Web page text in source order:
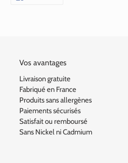
Vos avantages
Livraison gratuite
Fabriqué en France
Produits sans allergènes
Paiements sécurisés
Satisfait ou remboursé
Sans Nickel ni Cadmium